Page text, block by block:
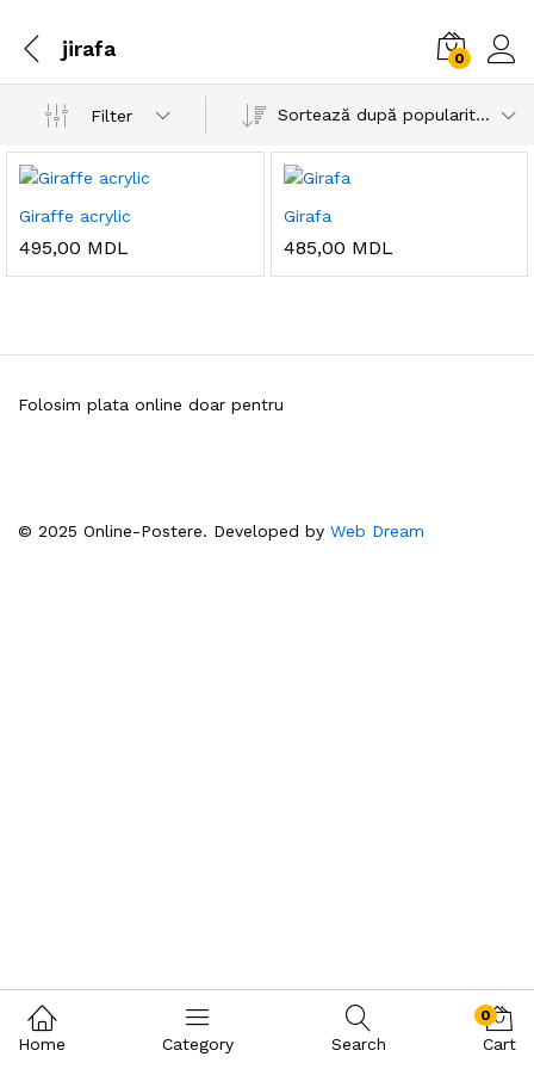
jirafa 0
Filter Sortează după popularitatea vânzărilor
Giraffe acrylic
495,00 MDL
Girafa
485,00 MDL
© 2025 Online-Postere. Developed by Web Dream
Folosim plata online doar pentru
Home Category Search
0
Cart